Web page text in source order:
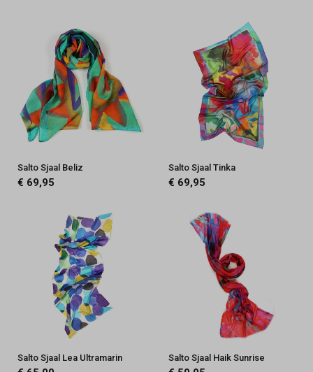
Salto Sjaal Beliz
€ 69,95
Salto Sjaal Tinka
€ 69,95
Salto Sjaal Lea Ultramarin Salto Sjaal Haik Sunrise